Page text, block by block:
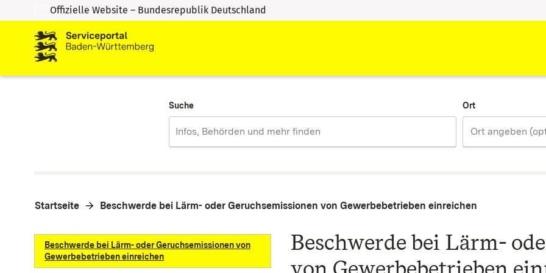
Zum Inhalt springen
Zur Suche springen
Offizielle Website – Bundesrepublik Deutschland
Suche Ort
Startseite Beschwerde bei Lärm- oder Geruchsemissionen von Gewerbebetrieben einreichen
Beschwerde bei Lärm- oder Geruchsemissionen von
Gewerbebetrieben einreichen
Beschwerde bei Lärm-